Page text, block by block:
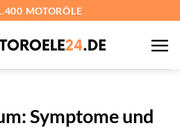
MOTORÖLE
Symptome und